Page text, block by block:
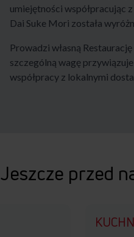
umiejętności współpracując
Dai Suke Mori została
Prowadzi własną
szczególną wagę
współpracy z lokalnymi
Jeszcze przed